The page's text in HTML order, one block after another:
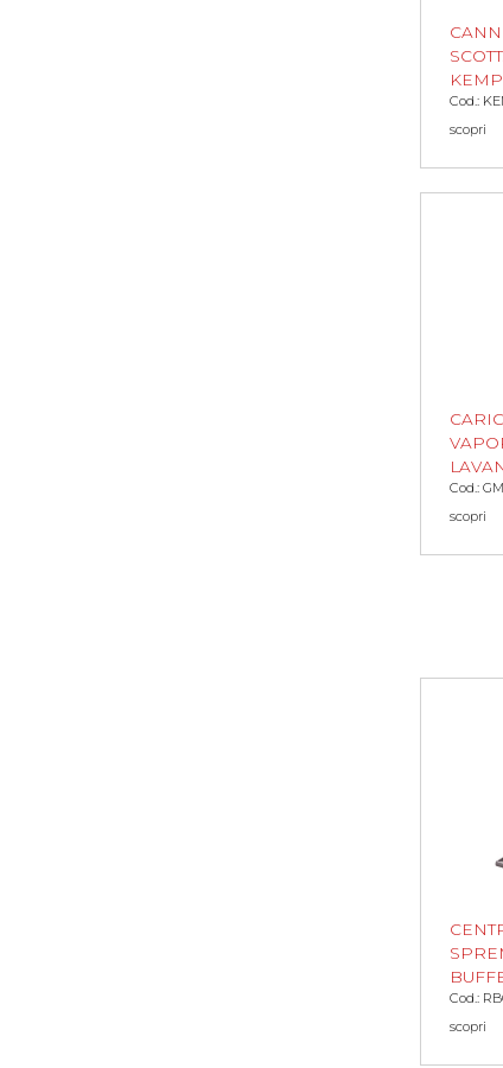
Cod.:
scopri
Cod.:
scopri
Cod.:
scopri